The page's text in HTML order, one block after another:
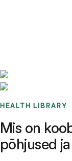
HEALTH LIBRARY
Mis on
põhjused